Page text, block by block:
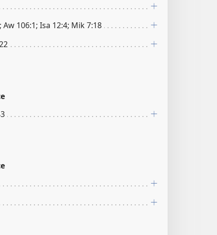
Aw 106:1; Isa 12:4; Mik 7:18